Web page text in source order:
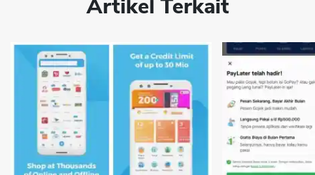
Artikel Terkait